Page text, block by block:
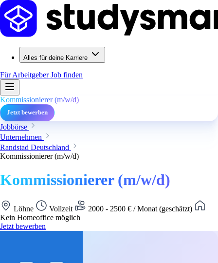
Alles für deine Karriere
Für ArbeitgeberJob finden
Kommissionierer (m/w/d)
Jetzt bewerben
Jobbörse
Unternehmen
Randstad Deutschland
Kommissionierer (m/w/d)
Kommissionierer (m/w/d)
Löhne Vollzeit
2000 - 2500 € / Monat (geschätzt)
Kein Homeoffice möglich
Jetzt bewerben